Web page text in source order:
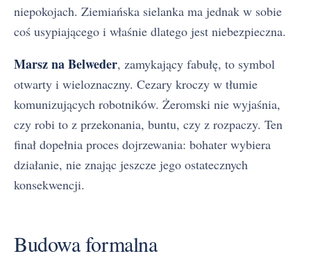
niepokojach. Ziemiańska sielanka ma jednak w sobie
coś usypiającego i właśnie dlatego jest niebezpieczna.
Marsz na Belweder, zamykający fabułę, to symbol
otwarty i wieloznaczny. Cezary kroczy w tłumie
komunizujących robotników. Żeromski nie wyjaśnia,
czy robi to z przekonania, buntu, czy z rozpaczy. Ten
finał dopełnia proces dojrzewania: bohater wybiera
działanie, nie znając jeszcze jego ostatecznych
konsekwencji.
Budowa formalna